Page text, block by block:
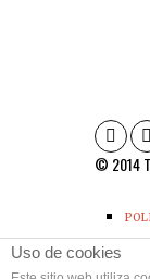
© 2014
Uso de cookies